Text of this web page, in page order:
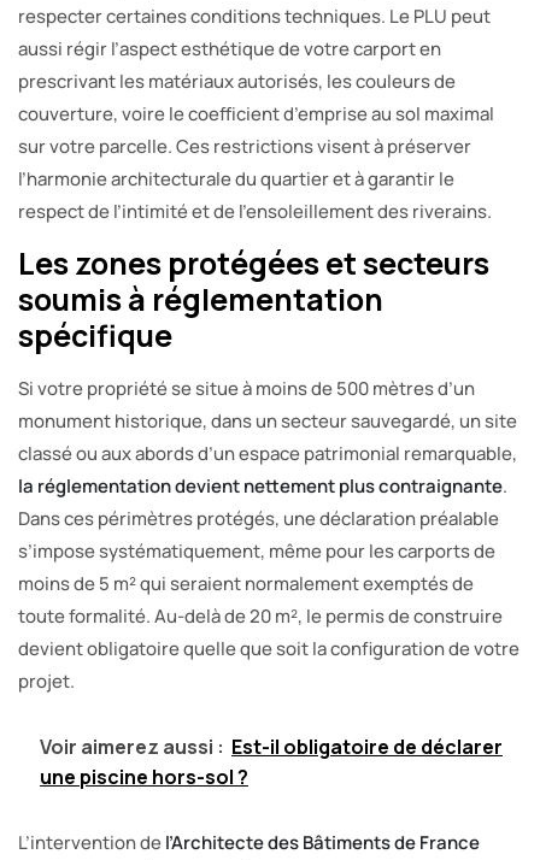
respecter certaines conditions techniques. Le PLU peut
aussi régir l’aspect esthétique de votre carport en
prescrivant les matériaux autorisés, les couleurs de
couverture, voire le coefficient d’emprise au sol maximal
sur votre parcelle. Ces restrictions visent à préserver
l’harmonie architecturale du quartier et à garantir le
respect de l’intimité et de l’ensoleillement des riverains.
Les zones protégées et secteurs
soumis à réglementation
spécifique
Si votre propriété se situe à moins de 500 mètres d’un
monument historique, dans un secteur sauvegardé, un site
classé ou aux abords d’un espace patrimonial remarquable,
la réglementation devient nettement plus contraignante.
Dans ces périmètres protégés, une déclaration préalable
s’impose systématiquement, même pour les carports de
moins de 5 m² qui seraient normalement exemptés de
toute formalité. Au-delà de 20 m², le permis de construire
devient obligatoire quelle que soit la configuration de votre
projet.
Voir aimerez aussi : Est-il obligatoire de déclarer
une piscine hors-sol ?
L’intervention del’Architecte des Bâtiments de France